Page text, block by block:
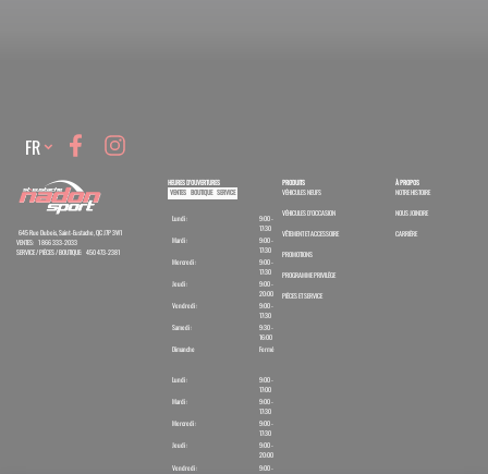
Language
FR
645 Rue Dubois, Saint-Eustache, QC J7P 3W1
VENTES: 1 866 333-2033
SERVICE / PIÈCES / BOUTIQUE: 450 473-2381
HEURES D'OUVERTURES
VENTES BOUTIQUE SERVICE
Lundi :
9:00 -
17:30
Mardi :
9:00 -
17:30
Mercredi :
9:00 -
17:30
Jeudi :
9:00 -
20:00
Vendredi :
9:00 -
17:30
Samedi :
9:30 -
16:00
Dimanche
Fermé
Lundi :
9:00 -
17:00
Mardi :
9:00 -
17:30
Mercredi :
9:00 -
17:30
Jeudi :
9:00 -
20:00
Vendredi :
9:00 -
À PROPOS
NOTRE HISTOIRE
NOUS JOINDRE
CARRIÈRE
PRODUITS
VÉHICULES NEUFS
VÉHICULES D'OCCASION
VÊTEMENT ET ACCESSOIRE
PROMOTIONS
PROGRAMME PRIVILÈGE
PIÈCES ET SERVICE